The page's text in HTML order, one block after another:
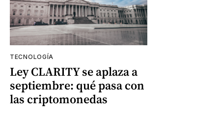
TECNOLOGÍA
Ley CLARITY se aplaza a
septiembre: qué pasa con
las criptomonedas